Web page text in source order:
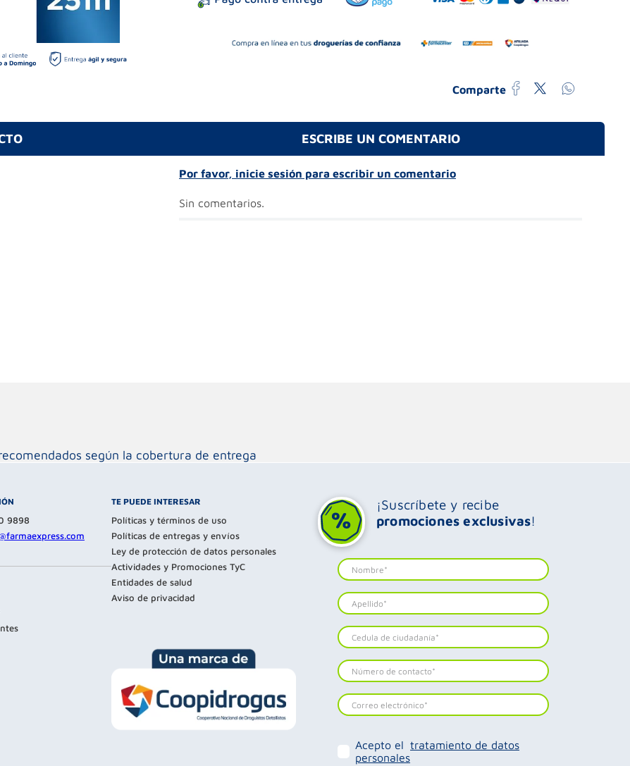
Comparte
ESCRIBE UN COMENTARIO
Por favor, inicie sesión para escribir un comentario
Sin comentarios.
según la cobertura de entrega
9898
TE PUEDE INTERESAR
Políticas y términos de uso
Políticas de entregas y envíos
Ley de protección de datos personales
Actividades y Promociones TyC
Entidades de salud
Aviso de privacidad
¡Suscríbete y recibe
promociones exclusivas!
Acepto el tratamiento de datos
personales